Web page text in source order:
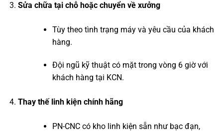
Sửa chữa tại chỗ hoặc chuyển về xưởng
Tùy theo tình trạng máy và yêu cầu của khách
hàng.
Đội ngũ kỹ thuật có mặt trong vòng 6 giờ với
khách hàng tại KCN.
Thay thế linh kiện chính hãng
PN-CNC có kho linh kiện sẵn như bạc đạn,